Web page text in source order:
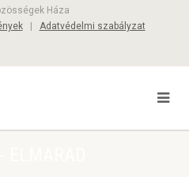
Háza
| Adatvédelmi szabályzat